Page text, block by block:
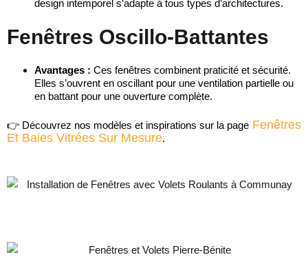
design intemporel s’adapte à tous types d’architectures.
Fenêtres Oscillo-Battantes
Avantages : Ces fenêtres combinent praticité et sécurité.
Elles s’ouvrent en oscillant pour une ventilation partielle ou
en battant pour une ouverture complète.
👉 Découvrez nos modèles et inspirations sur la page Fenêtres
Et Baies Vitrées Sur Mesure.